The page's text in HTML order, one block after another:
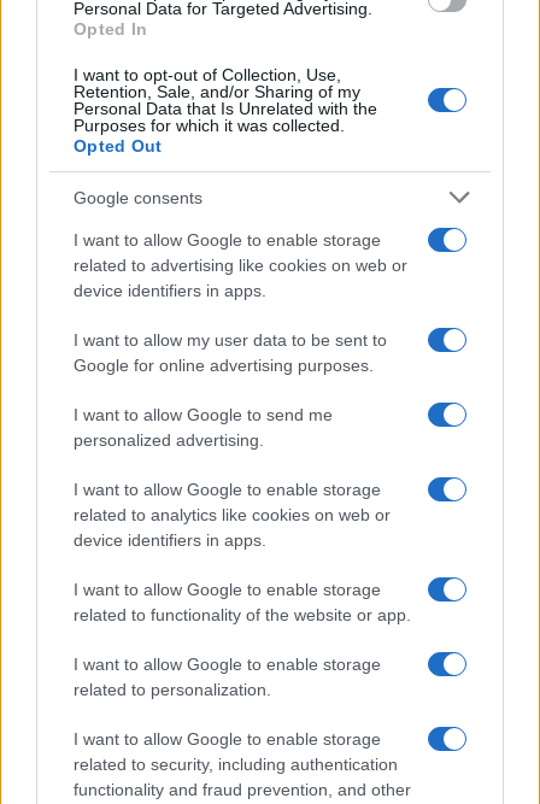
Personal Data for Targeted Advertising.
Opted In
I want to opt-out of Collection, Use,
Retention, Sale, and/or Sharing of my
Personal Data that Is Unrelated with the
Purposes for which it was collected.
Opted Out
Google consents
I want to allow Google to enable storage
related to advertising like cookies on web or
device identifiers in apps.
I want to allow my user data to be sent to
Google for online advertising purposes.
I want to allow Google to send me
personalized advertising.
I want to allow Google to enable storage
related to analytics like cookies on web or
device identifiers in apps.
I want to allow Google to enable storage
related to functionality of the website or app.
I want to allow Google to enable storage
related to personalization.
I want to allow Google to enable storage
related to security, including authentication
functionality and fraud prevention, and other
C’è posta per te, stasera 25 gennaio: gli ospiti e le
anticipazioni
2
allarmanti su lavoro e sicurezza
La candidatura di Irsina per Capitale Italiana della
Cultura 2029
2026
territorio
stipendi, guide pratiche per trovare un'occupazione,
scrivere un CV e affrontare il colloquio.
SEZIONI
Offerte di lavoro